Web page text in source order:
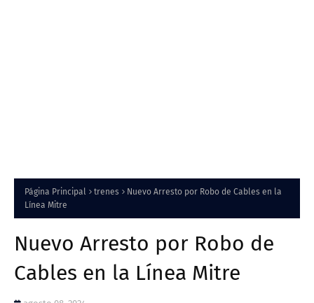
Página Principal trenes
Nuevo Arresto por Robo de Cables en la
Línea Mitre
Nuevo Arresto por Robo de
Cables en la Línea Mitre